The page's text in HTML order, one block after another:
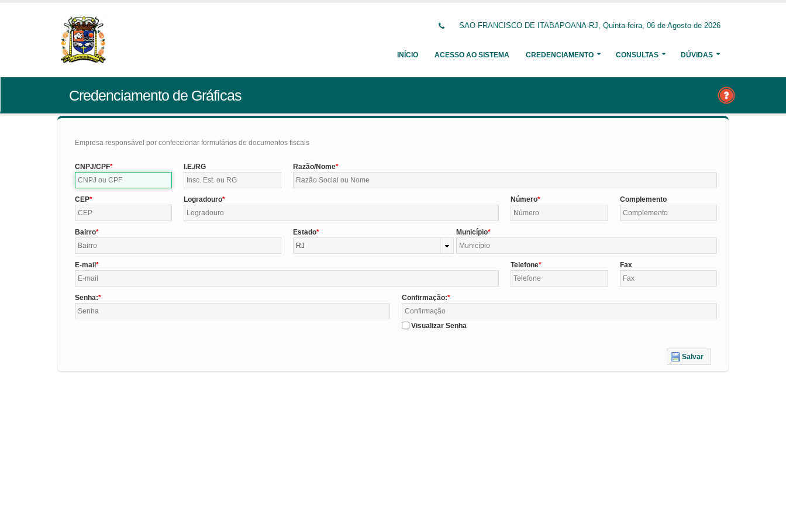
SAO FRANCISCO DE ITABAPOANA-RJ, Quinta-feira, 06 de Agosto de 2026
INÍCIO ACESSO AO SISTEMA CREDENCIAMENTO CONSULTAS DÚVIDAS
Credenciamento de Gráficas
Empresa responsável por confeccionar formulários de documentos fiscais
CNPJ/CPF I.E./RG Razão/Nome
CEP Logradouro Número Complemento
Bairro
Estado
RJ
Município
E-mail Telefone Fax
Senha: Confirmação:
Visualizar Senha
Salvar